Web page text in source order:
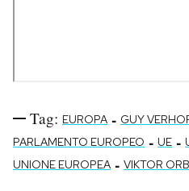
Tag: EUROPA - GUY
PARLAMENTO EUROPEO - UE -
UNIONE EUROPEA - VIKTOR